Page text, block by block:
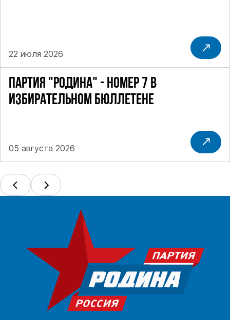
ПАРТИЯ "РОДИНА" - НОМЕР 7 В
ИЗБИРАТЕЛЬНОМ БЮЛЛЕТЕНЕ
05 августа 2026
22 июля 2026